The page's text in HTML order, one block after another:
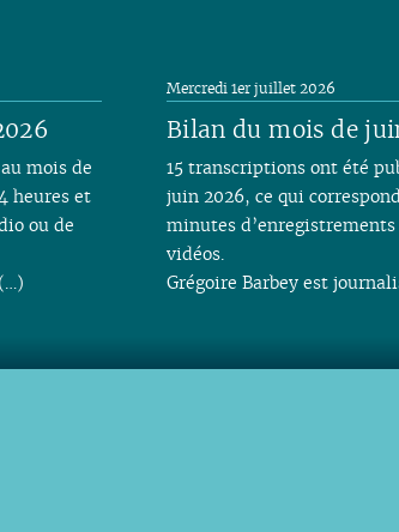
mois de
heures et
ou de
Bilan du mois de
Mercredi 1er juillet 2026
15 transcriptions ont été
juin 2026, ce qui
minutes d’enregistrements
vidéos.
Grégoire Barbey est